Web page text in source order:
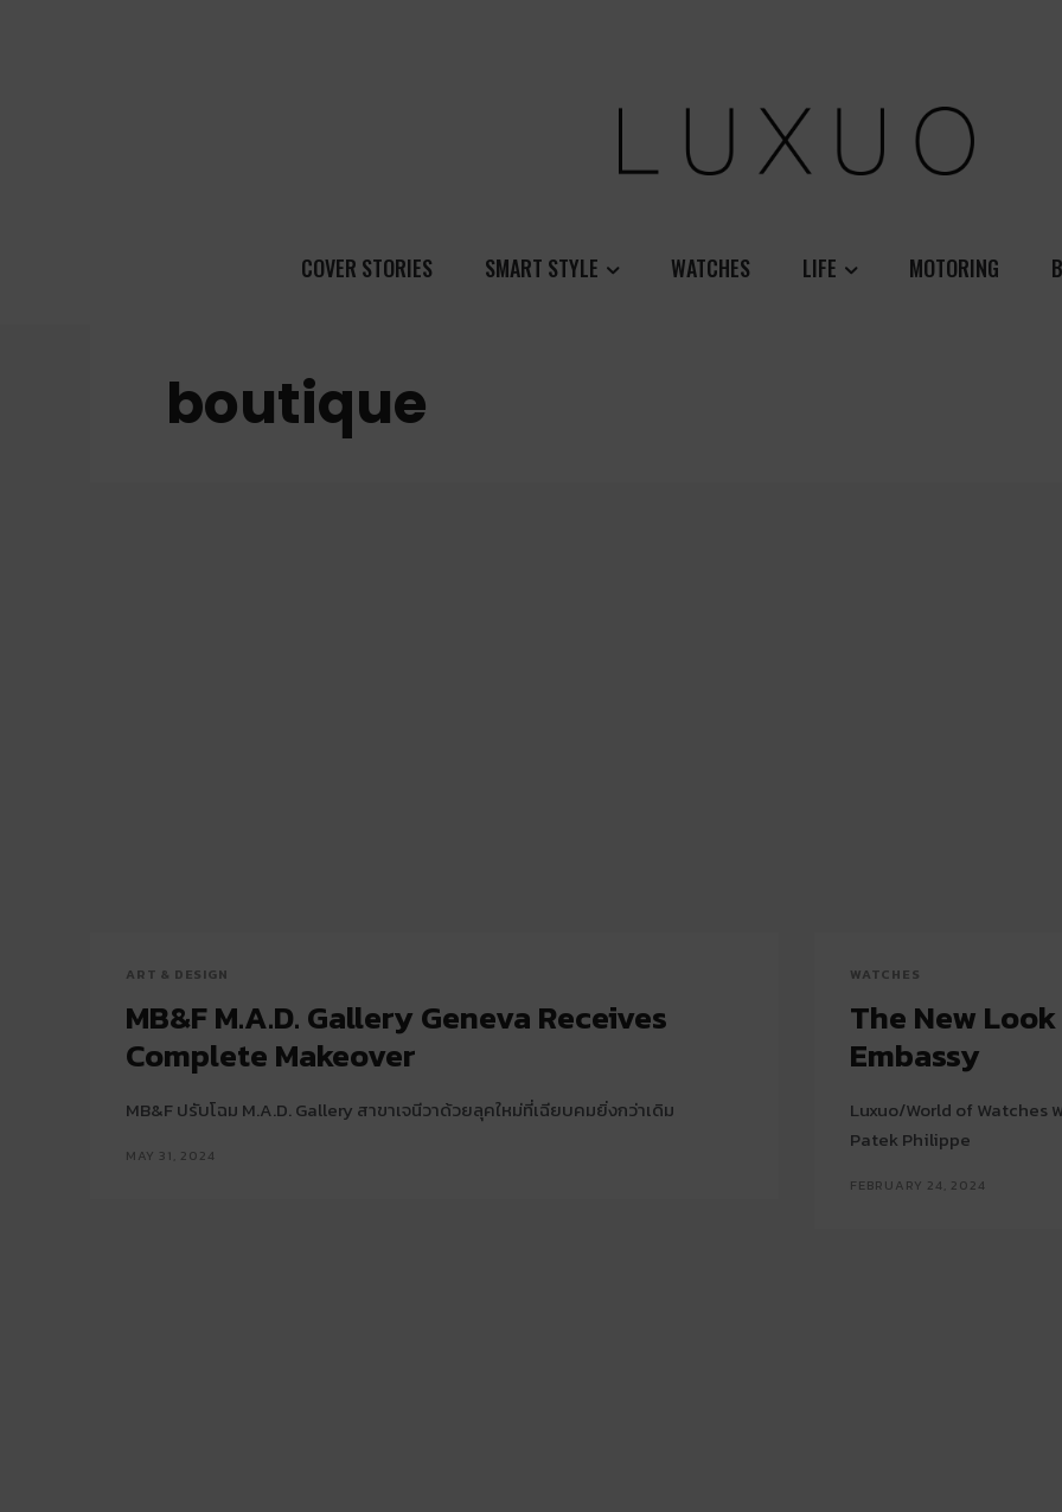
COVER STORIES SMART STYLE WATCHES LIFE MOTORING
boutique
ART & DESIGN
MB&F M.A.D. Gallery Geneva Receives
Complete Makeover
MB&F ปรับโฉม M.A.D. Gallery สาขาเจนีวาด้วยลุคใหม่ที่เฉียบคมยิ่งกว่าเดิม
MAY 31, 2024
WATCHES
The New
Embassy
Luxuo/World of
Patek Philippe
FEBRUARY 24, 2024